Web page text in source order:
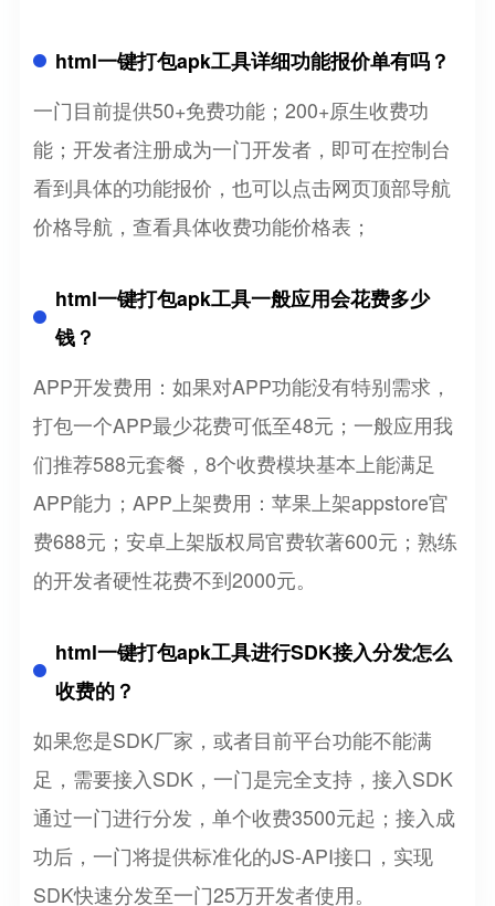
html一键打包apk工具详细功能报价单有吗？
一门目前提供50+免费功能；200+原生收费功
能；开发者注册成为一门开发者，即可在控制台
看到具体的功能报价，也可以点击网页顶部导航
价格导航，查看具体收费功能价格表；
html一键打包apk工具一般应用会花费多少
钱？
APP开发费用：如果对APP功能没有特别需求，
打包一个APP最少花费可低至48元；一般应用我
们推荐588元套餐，8个收费模块基本上能满足
APP能力；APP上架费用：苹果上架appstore官
费688元；安卓上架版权局官费软著600元；熟练
的开发者硬性花费不到2000元。
html一键打包apk工具进行SDK接入分发怎么
收费的？
如果您是SDK厂家，或者目前平台功能不能满
足，需要接入SDK，一门是完全支持，接入SDK
通过一门进行分发，单个收费3500元起；接入成
功后，一门将提供标准化的JS-API接口，实现
SDK快速分发至一门25万开发者使用。